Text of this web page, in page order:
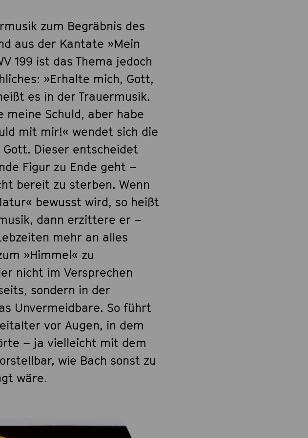
zum Begräbnis des
aus der Kantate »Mein
199 ist das Thema jedoch
»Erhalte mich, Gott,
es in der Trauermusik.
meine Schuld, aber habe
mit mir!« wendet sich die
Dieser entscheidet
Figur zu Ende geht –
bereit zu sterben. Wenn
bewusst wird, so heißt
dann erzittere er –
mehr an alles
»Himmel« zu
nicht im Versprechen
sondern in der
Unvermeidbare. So führt
vor Augen, in dem
– ja vielleicht mit dem
wie Bach sonst zu
wäre.